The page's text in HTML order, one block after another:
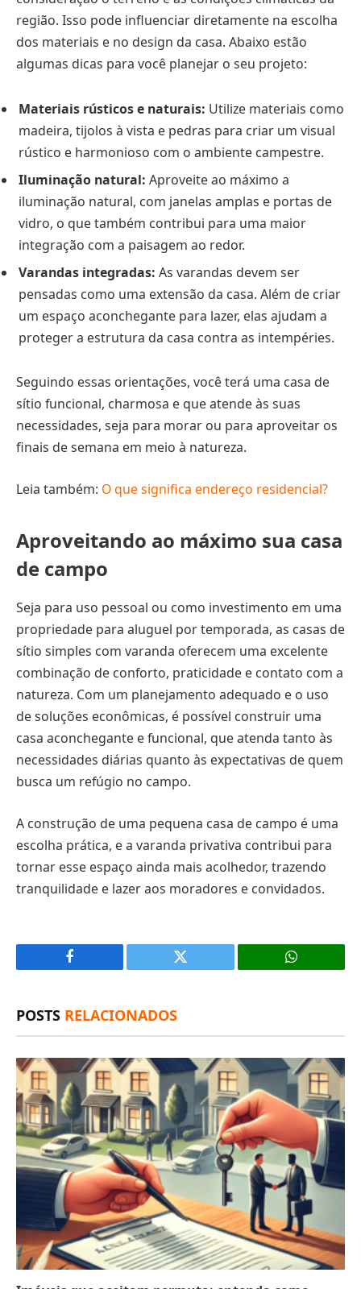
região. Isso pode influenciar diretamente na escolha
dos materiais e no design da casa. Abaixo estão
algumas dicas para você planejar o seu projeto:
Materiais rústicos e naturais: Utilize materiais como
madeira, tijolos à vista e pedras para criar um visual
rústico e harmonioso com o ambiente campestre.
Iluminação natural: Aproveite ao máximo a
iluminação natural, com janelas amplas e portas de
vidro, o que também contribui para uma maior
integração com a paisagem ao redor.
Varandas integradas: As varandas devem ser
pensadas como uma extensão da casa. Além de criar
um espaço aconchegante para lazer, elas ajudam a
proteger a estrutura da casa contra as intempéries.
Seguindo essas orientações, você terá uma casa de
sítio funcional, charmosa e que atende às suas
necessidades, seja para morar ou para aproveitar os
finais de semana em meio à natureza.
Leia também: O que significa endereço residencial?
Aproveitando ao máximo sua casa
de campo
Seja para uso pessoal ou como investimento em uma
propriedade para aluguel por temporada, as casas de
sítio simples com varanda oferecem uma excelente
combinação de conforto, praticidade e contato com a
natureza. Com um planejamento adequado e o uso
de soluções econômicas, é possível construir uma
casa aconchegante e funcional, que atenda tanto às
necessidades diárias quanto às expectativas de quem
busca um refúgio no campo.
A construção de uma pequena casa de campo é uma
escolha prática, e a varanda privativa contribui para
tornar esse espaço ainda mais acolhedor, trazendo
tranquilidade e lazer aos moradores e convidados.
Facebook
X
POSTS RELACIONADOS